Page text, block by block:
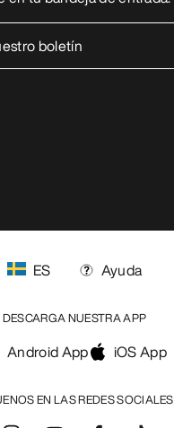
EN LAS REDES SOCIALES
ES Ayuda
DESCARGA NUESTRA APP
Android App iOS App